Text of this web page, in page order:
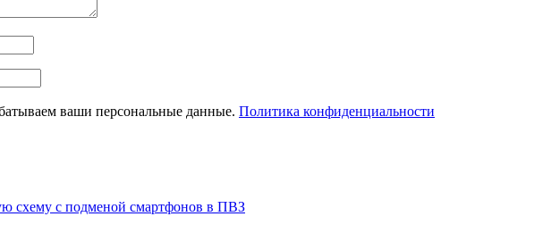
ваши персональные данные. Политика конфиденциальности
схему с подменой смартфонов в ПВЗ